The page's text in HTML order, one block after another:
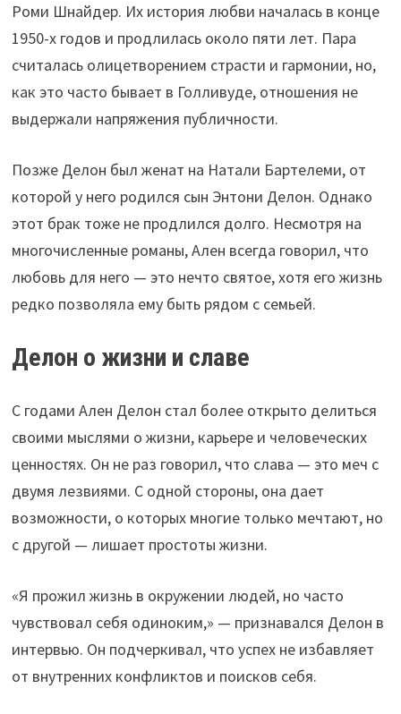
Роми Шнайдер. Их история любви началась в конце
1950-х годов и продлилась около пяти лет. Пара
считалась олицетворением страсти и гармонии, но,
как это часто бывает в Голливуде, отношения не
выдержали напряжения публичности.
Позже Делон был женат на Натали Бартелеми, от
которой у него родился сын Энтони Делон. Однако
этот брак тоже не продлился долго. Несмотря на
многочисленные романы, Ален всегда говорил, что
любовь для него — это нечто святое, хотя его жизнь
редко позволяла ему быть рядом с семьей.
Делон о жизни и славе
С годами Ален Делон стал более открыто делиться
своими мыслями о жизни, карьере и человеческих
ценностях. Он не раз говорил, что слава — это меч с
двумя лезвиями. С одной стороны, она дает
возможности, о которых многие только мечтают, но
с другой — лишает простоты жизни.
«Я прожил жизнь в окружении людей, но часто
чувствовал себя одиноким,» — признавался Делон в
интервью. Он подчеркивал, что успех не избавляет
от внутренних конфликтов и поисков себя.